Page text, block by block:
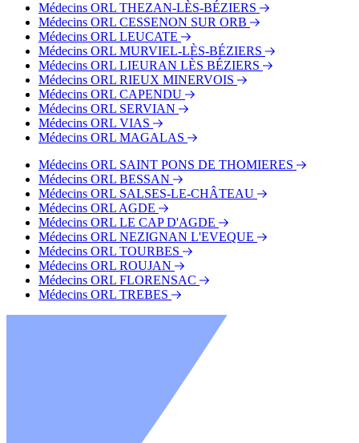
Médecins ORL THEZAN-LÈS-BÉZIERS
Médecins ORL CESSENON SUR ORB
Médecins ORL LEUCATE
Médecins ORL MURVIEL-LÈS-BÉZIERS
Médecins ORL LIEURAN LÈS BÉZIERS
Médecins ORL RIEUX MINERVOIS
Médecins ORL CAPENDU
Médecins ORL SERVIAN
Médecins ORL VIAS
Médecins ORL MAGALAS
Médecins ORL SAINT PONS DE THOMIERES
Médecins ORL BESSAN
Médecins ORL SALSES-LE-CHÂTEAU
Médecins ORL AGDE
Médecins ORL LE CAP D'AGDE
Médecins ORL NEZIGNAN L'EVEQUE
Médecins ORL TOURBES
Médecins ORL ROUJAN
Médecins ORL FLORENSAC
Médecins ORL TREBES